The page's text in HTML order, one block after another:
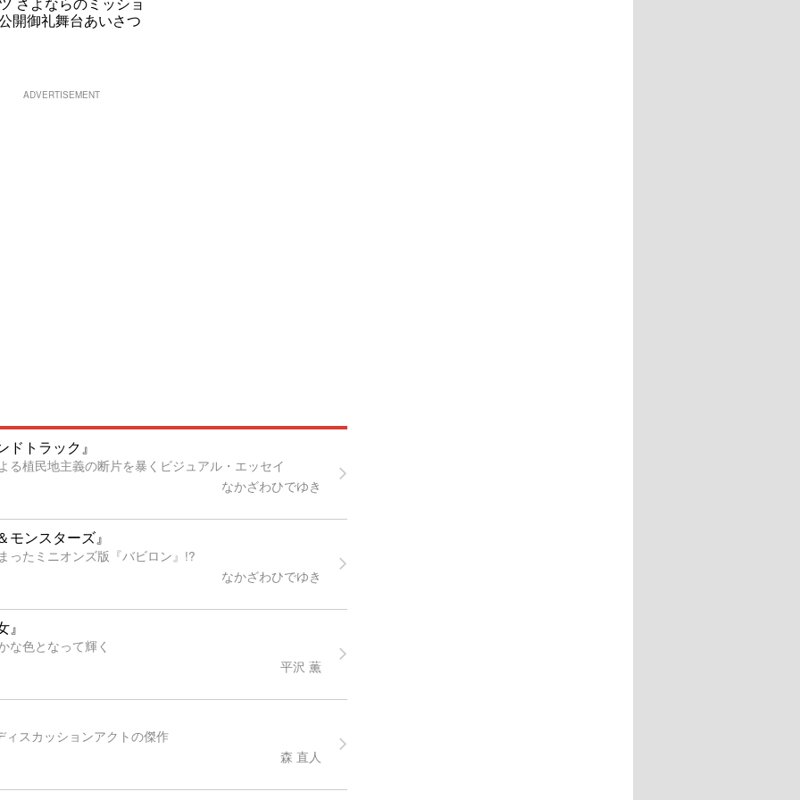
開御礼舞台あいさつ
ADVERTISEMENT
ドトラック』
る植民地主義の断片を暴くビジュアル・エッセイ
なかざわひでゆき
モンスターズ』
ったミニオンズ版『バビロン』!?
なかざわひでゆき
』
な色となって輝く
平沢 薫
ィスカッションアクトの傑作
森 直人